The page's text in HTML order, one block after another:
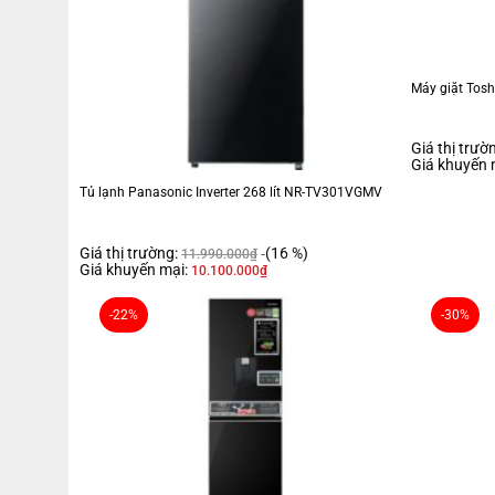
ủ lạnh Sharp Inverter 330 lít SJ-XP352AE-SL thiết kế dạng tủ
Inverter, loại bỏ vi khuẩn và mùi hôi với công nghệ Plasmacluster
Tổng quan thiết kế
Tủ lạnh Panasonic Inverter 268 lít NR-TV301VGMV
Giá thị trường: 11.990.000₫ (16 %)
Giá khuyến mại: 10.100.000₫
Máy giặt
Giá thị
Giá khuyến
-22% -30%